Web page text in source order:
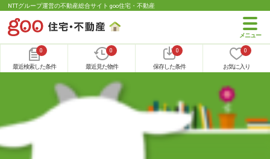
NTTグループ運営の不動産総合サイト goo住宅・不動産
0
最近検索した条件
0
最近見た物件
0
保存した条件
0
お気に入り